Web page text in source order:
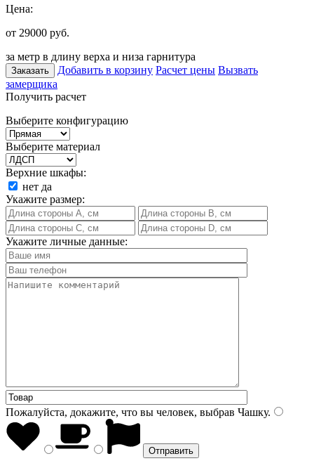
Цена:
от 29000 руб.
за метр в длину верха и низа гарнитура
Заказать Добавить в корзину Расчет цены Вызвать
замерщика
Получить расчет
Выберите конфигурацию
Выберите материал
Верхние шкафы:
нет да
Укажите размер:
Укажите личные данные:
Пожалуйста, докажите, что вы человек, выбрав Чашку.